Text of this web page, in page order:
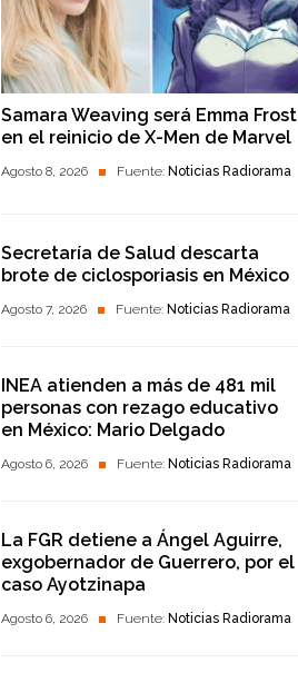
Samara Weaving será Emma Frost
en el reinicio de X-Men de Marvel
Agosto 8, 2026 Fuente: Noticias Radiorama
Secretaría de Salud descarta
brote de ciclosporiasis en México
Agosto 7, 2026 Fuente: Noticias Radiorama
INEA atienden a más de 481 mil
personas con rezago educativo
en México: Mario Delgado
Agosto 6, 2026 Fuente: Noticias Radiorama
La FGR detiene a Ángel Aguirre,
exgobernador de Guerrero, por el
caso Ayotzinapa
Agosto 6, 2026 Fuente: Noticias Radiorama